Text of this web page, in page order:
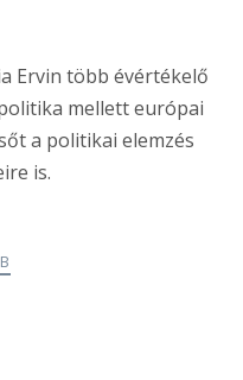
Ervin több évértékelő
mellett európai
a politikai elemzés
is.